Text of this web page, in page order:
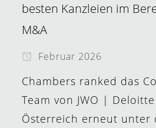
besten Kanzleien im
M&A
Februar 2026
Chambers ranked das
Team von JWO | Deloitte
Österreich erneut unter